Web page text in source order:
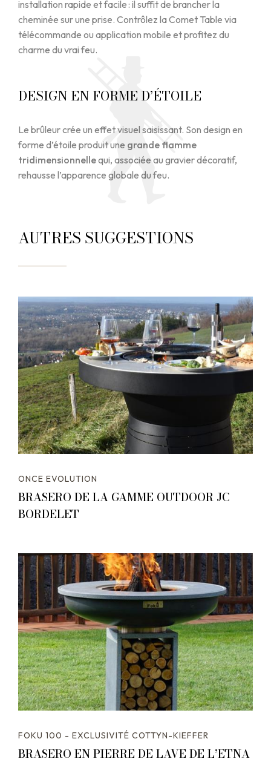
installation rapide et facile : il suffit de brancher la
cheminée sur une prise. Contrôlez la Comet Table via
télécommande ou application mobile et profitez du
charme du vrai feu.
DESIGN EN FORME D’ÉTOILE
Le brûleur crée un effet visuel saisissant. Son design en
forme d’étoile produit une grande flamme
tridimensionnellequi, associée au gravier décoratif,
rehausse l’apparence globale du feu.
AUTRES SUGGESTIONS
ONCE EVOLUTION
BRASERO DE LA GAMME OUTDOOR JC
BORDELET
FOKU 100 - EXCLUSIVITÉ COTTYN-KIEFFER
BRASERO EN PIERRE DE LAVE DE L’ETNA